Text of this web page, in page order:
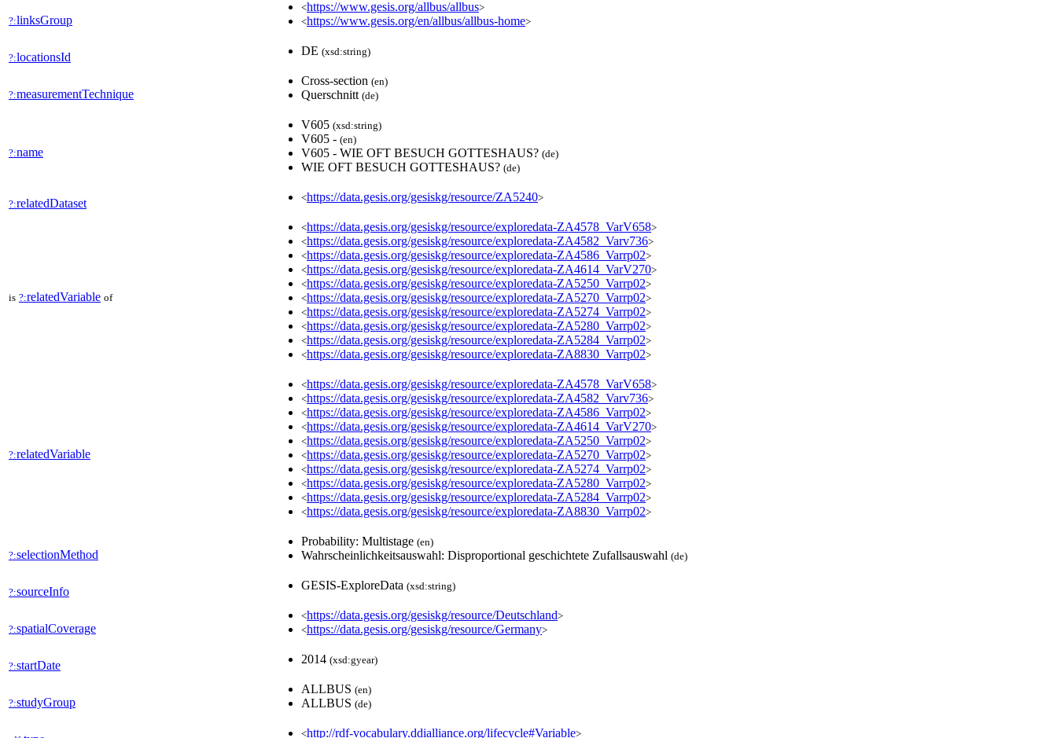
?:linksGroup
<https://www.gesis.org/allbus/allbus>
<https://www.gesis.org/en/allbus/allbus-home>
?:locationsId DE (xsd:string)
?:measurementTechnique
Cross-section (en)
Querschnitt (de)
?:name
V605 (xsd:string)
V605 - (en)
V605 - WIE OFT BESUCH GOTTESHAUS? (de)
WIE OFT BESUCH GOTTESHAUS? (de)
?:relatedDataset <https://data.gesis.org/gesiskg/resource/ZA5240>
is ?:relatedVariable of
<https://data.gesis.org/gesiskg/resource/exploredata-ZA4578_VarV658>
<https://data.gesis.org/gesiskg/resource/exploredata-ZA4582_Varv736>
<https://data.gesis.org/gesiskg/resource/exploredata-ZA4586_Varrp02>
<https://data.gesis.org/gesiskg/resource/exploredata-ZA4614_VarV270>
<https://data.gesis.org/gesiskg/resource/exploredata-ZA5250_Varrp02>
<https://data.gesis.org/gesiskg/resource/exploredata-ZA5270_Varrp02>
<https://data.gesis.org/gesiskg/resource/exploredata-ZA5274_Varrp02>
<https://data.gesis.org/gesiskg/resource/exploredata-ZA5280_Varrp02>
<https://data.gesis.org/gesiskg/resource/exploredata-ZA5284_Varrp02>
<https://data.gesis.org/gesiskg/resource/exploredata-ZA8830_Varrp02>
?:relatedVariable
<https://data.gesis.org/gesiskg/resource/exploredata-ZA4578_VarV658>
<https://data.gesis.org/gesiskg/resource/exploredata-ZA4582_Varv736>
<https://data.gesis.org/gesiskg/resource/exploredata-ZA4586_Varrp02>
<https://data.gesis.org/gesiskg/resource/exploredata-ZA4614_VarV270>
<https://data.gesis.org/gesiskg/resource/exploredata-ZA5250_Varrp02>
<https://data.gesis.org/gesiskg/resource/exploredata-ZA5270_Varrp02>
<https://data.gesis.org/gesiskg/resource/exploredata-ZA5274_Varrp02>
<https://data.gesis.org/gesiskg/resource/exploredata-ZA5280_Varrp02>
<https://data.gesis.org/gesiskg/resource/exploredata-ZA5284_Varrp02>
<https://data.gesis.org/gesiskg/resource/exploredata-ZA8830_Varrp02>
?:selectionMethod
Probability: Multistage (en)
Wahrscheinlichkeitsauswahl: Disproportional geschichtete Zufallsauswahl (de)
?:sourceInfo GESIS-ExploreData (xsd:string)
?:spatialCoverage
<https://data.gesis.org/gesiskg/resource/Deutschland>
<https://data.gesis.org/gesiskg/resource/Germany>
?:startDate 2014 (xsd:gyear)
?:studyGroup
ALLBUS (en)
ALLBUS (de)
<http://rdf-vocabulary.ddialliance.org/lifecycle#Variable>